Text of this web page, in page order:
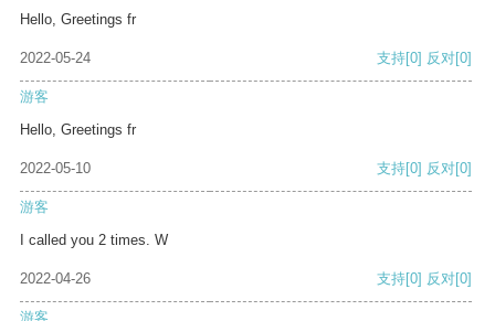
Hello, Greetings fr
2022-05-24 支持[0] 反对[0]
游客
Hello, Greetings fr
2022-05-10 支持[0] 反对[0]
游客
I called you 2 times. W
2022-04-26 支持[0] 反对[0]
游客